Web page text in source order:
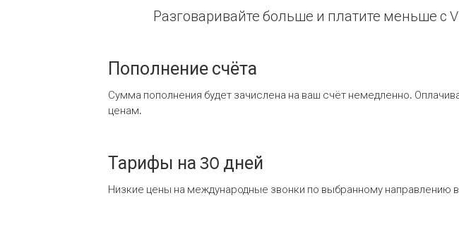
Разговаривайте больше и платите меньше с
Пополнение счёта
Сумма пополнения будет зачислена на ваш счёт немедленно.
ценам.
Тарифы на 30 дней
Низкие цены на международные звонки по выбранному направлению